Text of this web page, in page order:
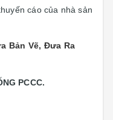
cáo của nhà sản
Bản Vẽ, Đưa Ra
PCCC.